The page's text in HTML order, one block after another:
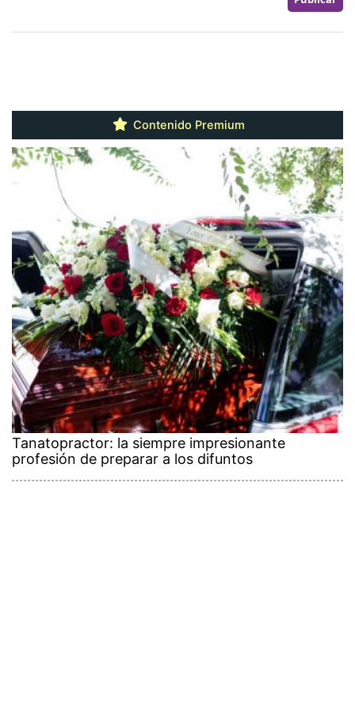
Contenido Premium
Tanatopractor: la siempre impresionante
profesión de preparar a los difuntos